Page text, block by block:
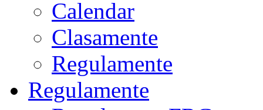
Calendar
Clasamente
Regulamente
Regulamente